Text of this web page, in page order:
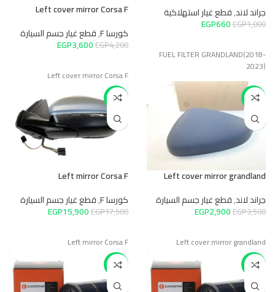
جراند لاند,قطع غيار استهلاكية
EGP1,000
EGP660
FUEL FILTER GRANDLAND(2018-
2023)
Left cover mirror Corsa F
كورسا F ,قطع غيار جسم السيارة
EGP4,200
EGP3,600
Left cover mirror Corsa F
-17%
Left cover mirror grandland
جراند لاند,قطع غيار جسم السيارة
EGP3,500
EGP2,900
Left cover mirror grandland
-9%
Left mirror Corsa F
كورسا F ,قطع غيار جسم السيارة
EGP17,500
EGP15,900
Left mirror Corsa F
-50%
-44%